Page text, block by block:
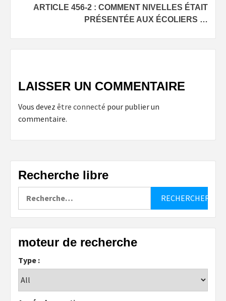
ARTICLE 456-2 : COMMENT NIVELLES ÉTAIT
PRÉSENTÉE AUX ÉCOLIERS …
LAISSER UN COMMENTAIRE
Vous devez être connecté pour publier un
commentaire.
Recherche libre
moteur de recherche
Type :